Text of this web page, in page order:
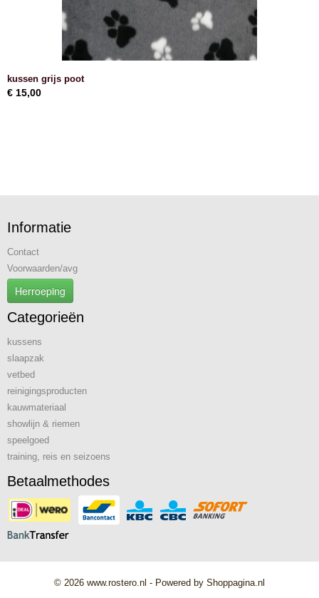
kussen grijs poot
€ 15,00
Informatie
Contact
Voorwaarden/avg
Herroeping
Categorieën
kussens
slaapzak
vetbed
reinigingsproducten
kauwmateriaal
showlijn & riemen
speelgoed
training, reis en seizoens
Betaalmethodes
© 2026 www.rostero.nl - Powered by Shoppagina.nl